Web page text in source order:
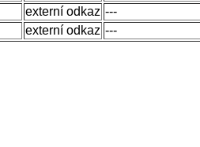
externí odkaz ---
externí odkaz ---